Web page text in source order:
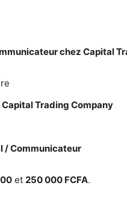
chez Capital
Capital Trading Company
/ Communicateur
et 250 000 FCFA.